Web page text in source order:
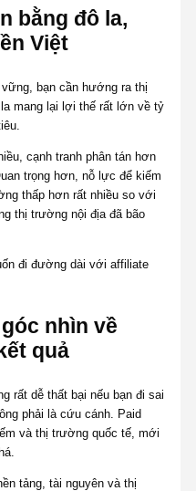
bằng đô la,
Việt
bạn cần hướng ra thị
mang lại lợi thế rất lớn về tỷ
cạnh tranh phân tán hơn
trọng hơn, nỗ lực để kiếm
thấp hơn rất nhiều so với
thị trường nội địa đã bão
đi đường dài với affiliate
nhìn về
quả
rất dễ thất bại nếu bạn đi sai
phải là cứu cánh. Paid
và thị trường quốc tế, mới
tảng, tài nguyên và thị